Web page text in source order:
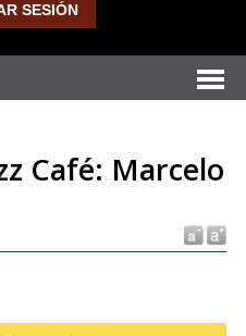
SESIÓN
Café: Marcelo